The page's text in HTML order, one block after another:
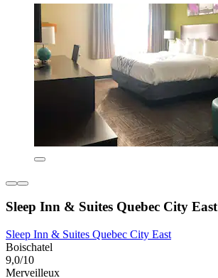
Sleep Inn & Suites Quebec City East
Sleep Inn & Suites Quebec City East
Boischatel
9,0/10
Merveilleux